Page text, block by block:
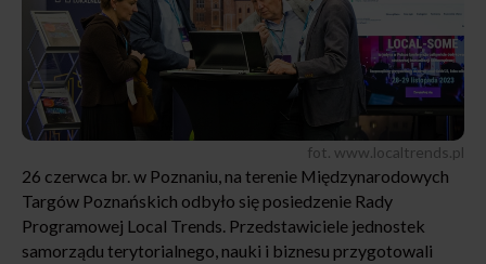
fot. www.localtrends.pl
26 czerwca br. w Poznaniu, na terenie Międzynarodowych
Targów Poznańskich odbyło się posiedzenie Rady
Programowej Local Trends. Przedstawiciele jednostek
samorządu terytorialnego, nauki i biznesu przygotowali